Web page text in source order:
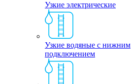
Узкие электрические
Узкие водяные с нижним
подключением